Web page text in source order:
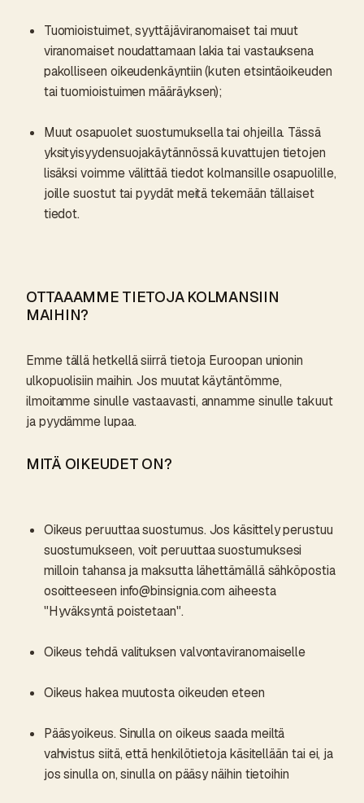
Tuomioistuimet, syyttäjäviranomaiset tai muut
viranomaiset noudattamaan lakia tai vastauksena
pakolliseen oikeudenkäyntiin (kuten etsintäoikeuden
tai tuomioistuimen määräyksen);
Muut osapuolet suostumuksella tai ohjeilla. Tässä
yksityisyydensuojakäytännössä kuvattujen tietojen
lisäksi voimme välittää tiedot kolmansille osapuolille,
joille suostut tai pyydät meitä tekemään tällaiset
tiedot.
OTTAAAMME TIETOJA KOLMANSIIN
MAIHIN?
Emme tällä hetkellä siirrä tietoja Euroopan unionin
ulkopuolisiin maihin. Jos muutat käytäntömme,
ilmoitamme sinulle vastaavasti, annamme sinulle takuut
ja pyydämme lupaa.
MITÄ OIKEUDET ON?
Oikeus peruuttaa suostumus. Jos käsittely perustuu
suostumukseen, voit peruuttaa suostumuksesi
milloin tahansa ja maksutta lähettämällä sähköpostia
osoitteeseen info@binsignia.com aiheesta
"Hyväksyntä poistetaan".
Oikeus tehdä valituksen valvontaviranomaiselle
Oikeus hakea muutosta oikeuden eteen
Pääsyoikeus. Sinulla on oikeus saada meiltä
vahvistus siitä, että henkilötietoja käsitellään tai ei, ja
jos sinulla on, sinulla on pääsy näihin tietoihin